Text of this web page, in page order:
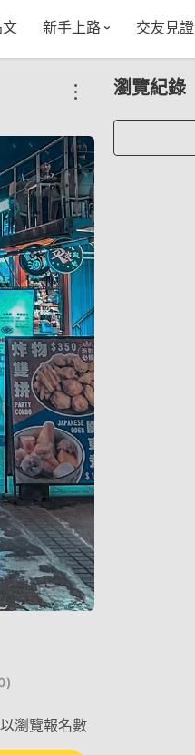
文 新手上路
五大功能
VIP獨享
使用者指南
如何報名/舉辦聚會
常見Q&A
聚會主題推薦
節日特輯企劃
交友見證
)
瀏覽報名數
瀏覽紀錄